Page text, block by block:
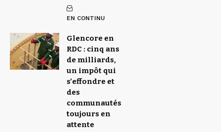
EN CONTINU
Glencore en
RDC : cinq ans
de milliards,
un impôt qui
s’effondre et
des
communautés
toujours en
attente